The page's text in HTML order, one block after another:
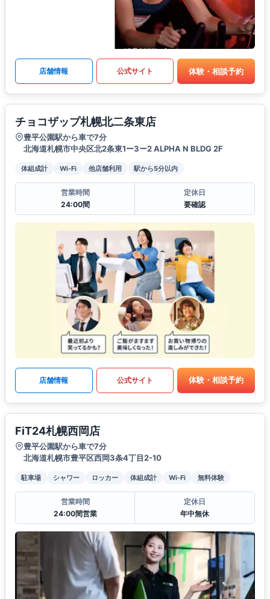
店舗情報 公式サイト 体験・相談予約
チョコザップ札幌北二条東店
豊平公園駅から車で7分
北海道札幌市中央区北2条東1ー3ー2 ALPHA N BLDG 2F
体組成計 Wi-Fi 他店舗利用 駅から5分以内
営業時間
24:00間
定休日
要確認
店舗情報 公式サイト 体験・相談予約
FiT24札幌西岡店
豊平公園駅から車で7分
北海道札幌市豊平区西岡3条4丁目2-10
駐車場 シャワー ロッカー 体組成計 Wi-Fi 無料体験
営業時間
24:00間営業
定休日
年中無休